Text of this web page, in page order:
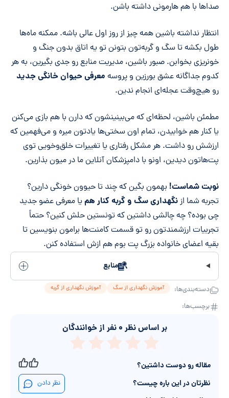
صداها با هم هارمونی داشته باشن.
انتظار نداشته باشین همه چیز از روز اول عالی باشه. ممکنه ماه‌ها
طول بکشه تا سگ و گربه‌تون بتونن تو یه اتاق بدون جنگ و
خونریزی بخوابن. صبور باشین، مدیریت منابع رو جدی بگیرین، به هر
کدوم جداگانه عشق بورزین و پروسه معرفی حیوان خانگی جدید
رو هیچ‌وقت عجله‌ای انجام ندین.
مطمئن باشین، لحظه‌ای که می‌بینینشون که دارن با هم بازی می‌کنن
یا کنار هم خوابیدن، تمام اون سختی‌ها یادتون میره و می‌فهمین که
ارزشش رو داشت. هر مشکل رفتاری یا تغییرات خلق‌وخویی توی
پت‌هاتون دیدین، اونو با دامپزشکان آنلاین ما در میون بذارین.
نوبت شماست! بهمون بگین که چند تا حیوون خونگی دارین؟
تجربه شما ازنگهداری سگ و گربه کنار همیا معرفی عضو جدید
چی بوده؟ چه چالشی داشتین که تونستین حلش کنین؟ حتماً
تجربیات ارزشمندتون رو تو قسمت کامنت‌ها برامون بنویسین تا
بقیه اعضای خانواده بزرگ پت بوم هم ازش استفاده کنن.
منابع
دسته‌بندی‌ها: آموزش نگهداری از سگ آموزش نگهداری از گربه
برچسب‌ها:
بر اساس نظر ۰ نفر از خوانندگان
مقاله رو دوست داشتین؟
نظرتان در این باره چیست؟
نظر دادن